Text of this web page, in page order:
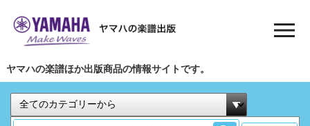
ヤマハの楽譜ほか出版商品の情報サイトです。